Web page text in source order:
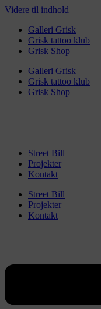
Videre til indhold
Galleri Grisk
Grisk tattoo klub
Grisk Shop
Galleri Grisk
Grisk tattoo klub
Grisk Shop
Street Bill
Projekter
Kontakt
Street Bill
Projekter
Kontakt